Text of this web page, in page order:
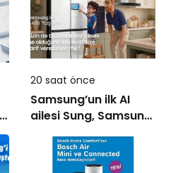
20 saat önce
Samsung’un ilk AI
ailesi Sung, Samsung
akıllı yaşam
deneyimini ekranlara
taşıyor